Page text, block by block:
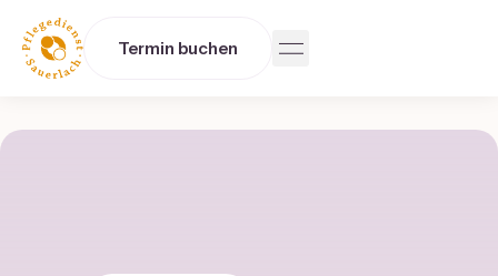
Termin buchen